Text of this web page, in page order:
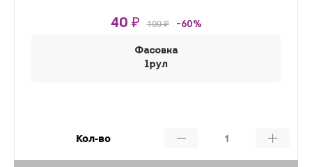
40 ₽ 100 ₽ -60%
Фасовка
1рул
Кол-во